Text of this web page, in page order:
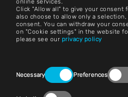
online services.
Click "Allow all" to give your consent
also choose to allow only a
consent. You can withdraw your
on "Cookie settings" in the website
please see our privacy policy
Selection
Necessary Preferences
Påtryk
Juridisk meddelelse
Kontakt
Cookie-indstillinger